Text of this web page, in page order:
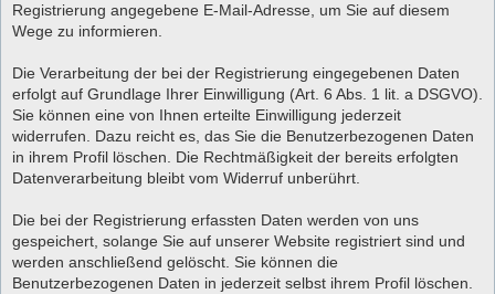
Registrierung angegebene E-Mail-Adresse, um Sie auf diesem
Wege zu informieren.
Die Verarbeitung der bei der Registrierung eingegebenen Daten
erfolgt auf Grundlage Ihrer Einwilligung (Art. 6 Abs. 1 lit. a DSGVO).
Sie können eine von Ihnen erteilte Einwilligung jederzeit
widerrufen. Dazu reicht es, das Sie die Benutzerbezogenen Daten
in ihrem Profil löschen. Die Rechtmäßigkeit der bereits erfolgten
Datenverarbeitung bleibt vom Widerruf unberührt.
Die bei der Registrierung erfassten Daten werden von uns
gespeichert, solange Sie auf unserer Website registriert sind und
werden anschließend gelöscht. Sie können die
Benutzerbezogenen Daten in jederzeit selbst ihrem Profil löschen.